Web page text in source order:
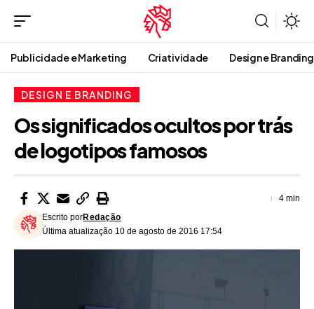
Publicidade e Marketing Criatividade Design e Branding
DESIGN E BRANDING
Os significados ocultos por trás
de logotipos famosos
Última atualização 10 de agosto de 2016 17:54
Escrito porRedação
4 min